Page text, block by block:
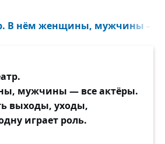
В нём женщины, мужчины —
мужчины — все актёры.
выходы, уходы,
играет роль.